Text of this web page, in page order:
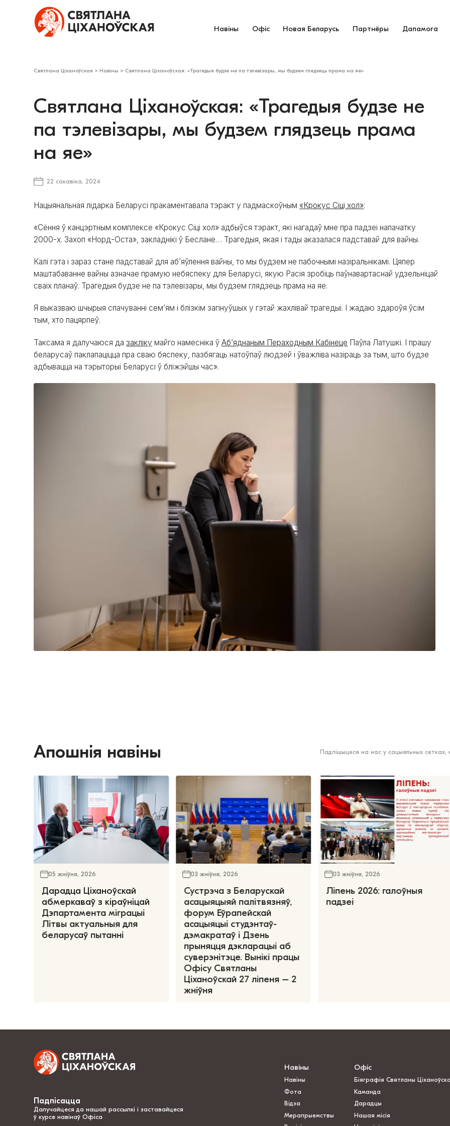
Навіны Офіс Новая Беларусь Партнёры Дапамога
Святлана Ціханоўская > Навіны > Святлана Ціханоўская: «Трагедыя будзе не па тэлевізары, мы будзем глядзець прама на яе»
Святлана Ціханоўская: «Трагедыя будзе не
па тэлевізары, мы будзем глядзець прама
на яе»
22 сакавіка, 2024
Нацыянальная лідарка Беларусі пракаментавала тэракт у падмаскоўным «Крокус Сіці хол»:
«Сёння ў канцэртным комплексе «Крокус Сіці хол» адбыўся тэракт, які нагадаў мне пра падзеі напачатку
2000-х. Захоп «Норд-Оста», закладнікі ў Беслане… Трагедыя, якая і тады аказалася падставай для вайны.
Калі гэта і зараз стане падставай для аб’яўлення вайны, то мы будзем не пабочнымі назіральнікамі. Цяпер
маштабаванне вайны азначае прамую небяспеку для Беларусі, якую Расія зробіць паўнавартаснай удзельніцай
сваіх планаў. Трагедыя будзе не па тэлевізары, мы будзем глядзець прама на яе.
Я выказваю шчырыя спачуванні сем’ям і блізкім загінуўшых у гэтай жахлівай трагедыі. І жадаю здароўя ўсім
тым, хто пацярпеў.
Таксама я далучаюся да закліку майго намесніка ўАб’яднаным Пераходным Кабінеце Паўла Латушкі. І прашу
беларусаў паклапаціцца пра сваю бяспеку, пазбягаць натоўпаў людзей і ўважліва назіраць за тым, што будзе
адбывацца на тэрыторыі Беларусі ў бліжэйшы час».
Апошнія навіны Падпішыцеся на нас у сацыяльных
05 жніўня, 2026
Дарадца Ціханоўскай
абмеркаваў з кіраўніцай
Дэпартамента міграцыі
Літвы актуальныя для
беларусаў пытанні
03 жніўня, 2026
Сустрэча з Беларускай
асацыяцыяй палітвязняў,
форум Еўрапейскай
асацыяцыі студэнтаў-
дэмакратаў і Дзень
прыняцця дэкларацыі аб
суверэнітэце. Вынікі працы
Офісу Святланы
Ціханоўскай 27 ліпеня – 2
жніўня
03 жніўня, 2026
Ліпень 2026: галоўныя
падзеі
Падпісацца
Далучайцеся да нашай рассылкі і заставайцеся
ў курсе навінаў Офіса
Навіны
Навіны
Фота
Відэа
Мерапрыемствы
Офіс
Біяграфія Святланы
Каманда
Дарадцы
Нашая місія